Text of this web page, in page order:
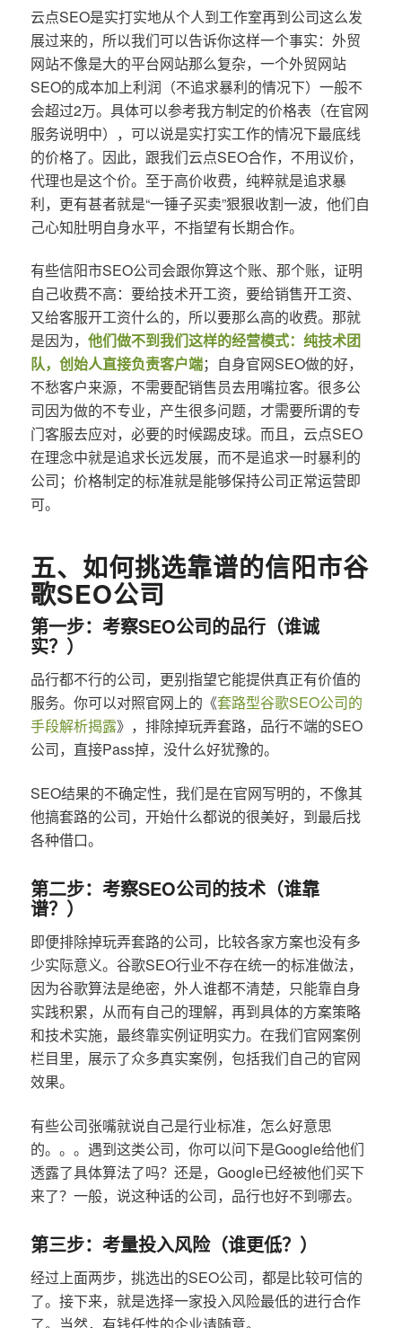
云点SEO是实打实地从个人到工作室再到公司这么发
展过来的，所以我们可以告诉你这样一个事实：外贸
网站不像是大的平台网站那么复杂，一个外贸网站
SEO的成本加上利润（不追求暴利的情况下）一般不
会超过2万。具体可以参考我方制定的价格表（在官网
服务说明中），可以说是实打实工作的情况下最底线
的价格了。因此，跟我们云点SEO合作，不用议价，
代理也是这个价。至于高价收费，纯粹就是追求暴
利，更有甚者就是“一锤子买卖”狠狠收割一波，他们自
己心知肚明自身水平，不指望有长期合作。
有些信阳市SEO公司会跟你算这个账、那个账，证明
自己收费不高：要给技术开工资，要给销售开工资、
又给客服开工资什么的，所以要那么高的收费。那就
是因为， 他们做不到我们这样的经营模式：纯技术团
队，创始人直接负责客户端；自身官网SEO做的好，
不愁客户来源，不需要配销售员去用嘴拉客。很多公
司因为做的不专业，产生很多问题，才需要所谓的专
门客服去应对，必要的时候踢皮球。而且，云点SEO
在理念中就是追求长远发展，而不是追求一时暴利的
公司；价格制定的标准就是能够保持公司正常运营即
可。
五、如何挑选靠谱的信阳市谷
歌SEO公司
第一步：考察SEO公司的品行（谁诚
实？）
品行都不行的公司，更别指望它能提供真正有价值的
服务。你可以对照官网上的《套路型谷歌SEO公司的
手段解析揭露》，排除掉玩弄套路，品行不端的SEO
公司，直接Pass掉，没什么好犹豫的。
SEO结果的不确定性，我们是在官网写明的，不像其
他搞套路的公司，开始什么都说的很美好，到最后找
各种借口。
第二步：考察SEO公司的技术（谁靠
谱？）
即便排除掉玩弄套路的公司，比较各家方案也没有多
少实际意义。谷歌SEO行业不存在统一的标准做法，
因为谷歌算法是绝密，外人谁都不清楚，只能靠自身
实践积累，从而有自己的理解，再到具体的方案策略
和技术实施，最终靠实例证明实力。在我们官网案例
栏目里，展示了众多真实案例，包括我们自己的官网
效果。
有些公司张嘴就说自己是行业标准，怎么好意思
的。。。遇到这类公司，你可以问下是Google给他们
透露了具体算法了吗？还是，Google已经被他们买下
来了？一般，说这种话的公司，品行也好不到哪去。
第三步：考量投入风险（谁更低？）
经过上面两步，挑选出的SEO公司，都是比较可信的
了。接下来，就是选择一家投入风险最低的进行合作